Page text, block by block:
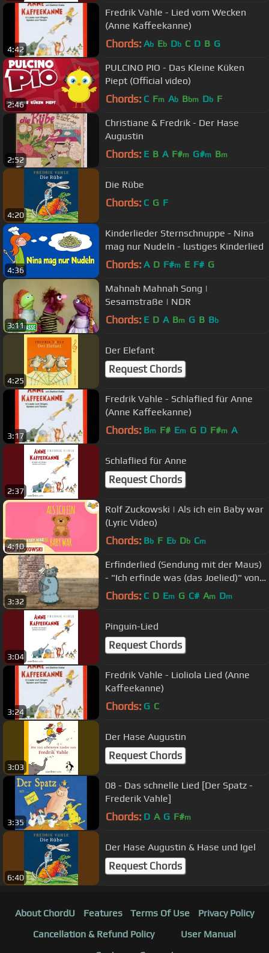
4:42
Fredrik Vahle - Lied vom Wecken
(Anne Kaffeekanne)
Chords: Ab Eb Db C D B G
2:46
PULCINO PIO - Das Kleine Küken
Piept (Official video)
Chords: C Fm Ab Bbm Db F
2:52
Christiane & Fredrik - Der Hase
Augustin
Chords: E B A F#m G#m Bm
4:20
Die Rübe
Chords: C G F
4:36
Kinderlieder Sternschnuppe - Nina
mag nur Nudeln - lustiges Kinderlied
Chords: A D F#m E F# G
3:11
Mahnah Mahnah Song |
Sesamstraße | NDR
Chords: E D A Bm G B Bb
4:25
Der Elefant
Request Chords
3:17
Fredrik Vahle - Schlaflied für Anne
(Anne Kaffeekanne)
Chords: Bm F# Em G D F#m A
2:37
Schlaflied für Anne
Request Chords
4:10
Rolf Zuckowski | Als ich ein Baby war
(Lyric Video)
Chords: Bb F Eb Db Cm
3:32
Erfinderlied (Sendung mit der Maus)
- "Ich erfinde was (das Joelied)" von
Joely & Oliver
Chords: C D Em G C# Am Dm
3:04
Pinguin-Lied
Request Chords
3:24
Fredrik Vahle - Lioliola Lied (Anne
Kaffeekanne)
Chords: G C
3:03
Der Hase Augustin
Request Chords
3:35
08 - Das schnelle Lied [Der Spatz -
Frederik Vahle]
Chords: D A G F#m
6:40
Der Hase Augustin & Hase und Igel
Request Chords
About ChordU Features Terms Of Use
Privacy Policy
Cancellation & Refund Policy
User Manual